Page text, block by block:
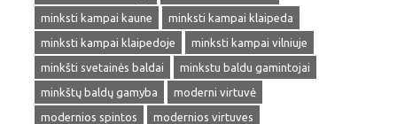
minksti kampai kaune
minksti kampai klaipeda
minksti kampai klaipedoje
minksti kampai vilniuje
minkšti svetainės baldai
minkstu baldu gamintojai
minkštų baldų gamyba
moderni virtuvė
modernios spintos
modernios virtuves